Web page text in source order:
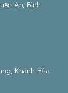
An, Bình
Khánh Hòa.